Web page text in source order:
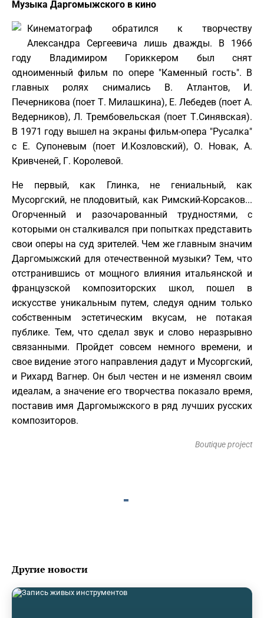
Музыка Даргомыжского в кино
Кинематограф обратился к творчеству
Александра Сергеевича лишь дважды. В 1966
году Владимиром Гориккером был снят
одноименный фильм по опере "Каменный гость". В
главных ролях снимались В. Атлантов, И.
Печерникова (поет Т. Милашкина), Е. Лебедев (поет А.
Ведерников), Л. Трембовельская (поет Т.Синявская).
В 1971 году вышел на экраны фильм-опера "Русалка"
с Е. Супоневым (поет И.Козловский), О. Новак, А.
Кривченей, Г. Королевой.
Не первый, как Глинка, не гениальный, как
Мусоргский, не плодовитый, как Римский-Корсаков...
Огорченный и разочарованный трудностями, с
которыми он сталкивался при попытках представить
свои оперы на суд зрителей. Чем же главным значим
Даргомыжский для отечественной музыки? Тем, что
отстранившись от мощного влияния итальянской и
французской композиторских школ, пошел в
искусстве уникальным путем, следуя одним только
собственным эстетическим вкусам, не потакая
публике. Тем, что сделал звук и слово неразрывно
связанными. Пройдет совсем немного времени, и
свое видение этого направления дадут и Мусоргский,
и Рихард Вагнер. Он был честен и не изменял своим
идеалам, а значение его творчества показало время,
поставив имя Даргомыжского в ряд лучших русских
композиторов.
Boutique project
Другие новости